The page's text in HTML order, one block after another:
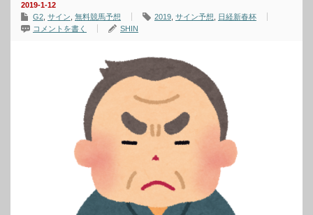
2019-1-12
G2 サイン 無料競馬予想 2019 サイン予想
日経新春杯
コメントを書く
SHIN